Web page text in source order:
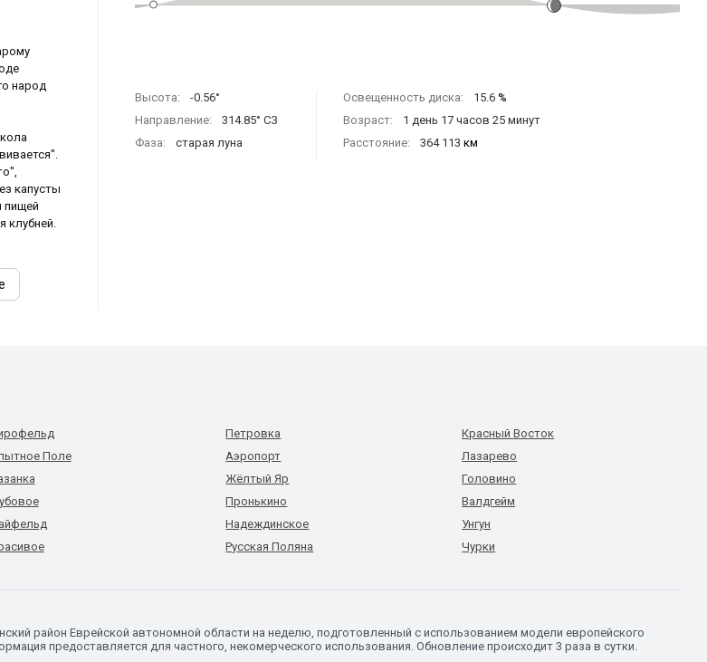
народ
капусты
пищей
клубней.
Высота:
-0.56°
Направление:
314.85° СЗ
Фаза:
старая луна
Освещенность диска: 15.6 %
Возраст:
1 день 17 часов 25 минут
Расстояние:
364 113 км
Поле
Петровка
Аэропорт
Жёлтый Яр
Пронькино
Надеждинское
Русская Поляна
Красный Восток
Лазарево
Головино
Валдгейм
Унгун
Чурки
район Еврейской автономной области на неделю, подготовленный с использованием модели европейского
предоставляется для частного, некомерческого использования. Обновление происходит 3 раза в сутки.